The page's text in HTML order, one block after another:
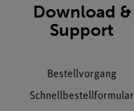
Download &
Support
Bestellvorgang
Schnellbestellformular